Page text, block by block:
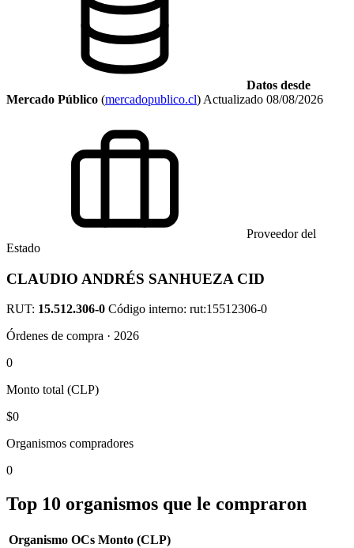
Datos desde
Mercado Público (mercadopublico.cl) Actualizado 08/08/2026
Proveedor del
Estado
CLAUDIO ANDRÉS SANHUEZA CID
RUT: 15.512.306-0 Código interno: rut:15512306-0
Órdenes de compra · 2026
0
Monto total (CLP)
$0
Organismos compradores
0
Top 10 organismos que le compraron
Organismo OCs Monto (CLP)